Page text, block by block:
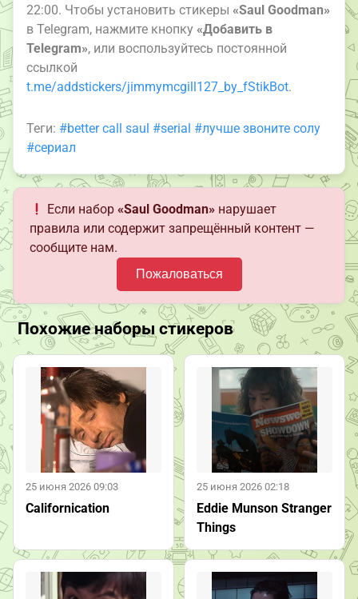
22:00. Чтобы установить стикеры «Saul Goodman»
в Telegram, нажмите кнопку «Добавить в
Telegram», или воспользуйтесь постоянной
ссылкой
t.me/addstickers/jimmymcgill127_by_fStikBot.
Теги: #better call saul #serial #лучше звоните солу
#сериал
Если набор«Saul Goodman» нарушает
правила или содержит запрещённый контент —
сообщите нам.
Пожаловаться
Похожие наборы стикеров
25 июня 2026 09:03
Californication
25 июня 2026 02:18
Eddie Munson Stranger
Things